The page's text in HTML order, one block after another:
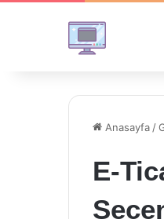
Anasayfa /
E-